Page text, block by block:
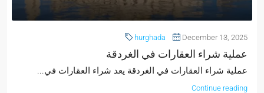
December 13, 2025
hurghada
عملية شراء العقارات في الغردقة
عملية شراء العقارات في الغردقة يعد شراء العقارات في...
Continue reading